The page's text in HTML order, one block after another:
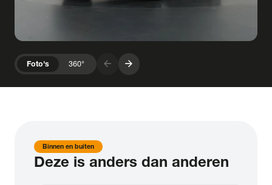
Foto's 360° arrow_forward arrow_forward
Binnen en buiten
Deze is anders dan anderen